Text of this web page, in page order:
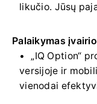
likučio. Jūsų
Palaikymas
„IQ Option“
versijoje ir
vienodai